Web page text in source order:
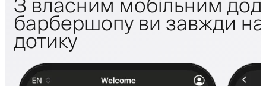
барбершопу ви завжди на
дотику